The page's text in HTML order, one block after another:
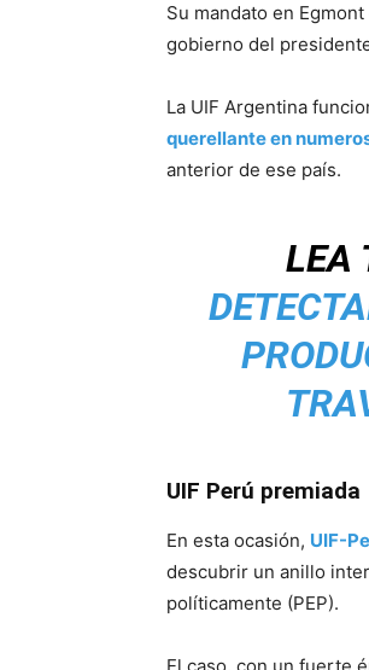
Su mandato en
gobierno del
La UIF Argentina
querellante en
anterior de ese país.
LEA
UIF Perú premiada
En esta ocasión, UIF-
descubrir un anillo
políticamente (PEP).